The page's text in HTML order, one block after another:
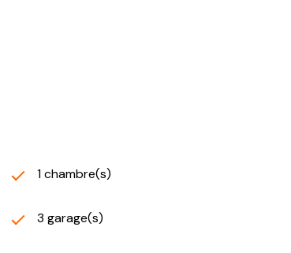
1 chambre(s)
3 garage(s)